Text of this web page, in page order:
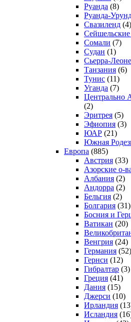
Руанда (8)
Руанда-
Свазиленд (4)
Сейшельские
Сомали (7)
Судан (1)
Сьерра-Леоне
Танзания (6)
Тунис (11)
Уганда (7)
Центрально
(2)
Эритрея (5)
Эфиопия (3)
ЮАР (21)
Южная
Европа (885)
Австрия (33)
Азорские о-
Албания (2)
Андорра (2)
Бельгия (2)
Болгария (31)
Босния и
Ватикан (20)
Венгрия (24)
Германия (52)
Гернси (12)
Гибралтар (3)
Греция (41)
Дания (15)
Джерси (10)
Ирландия
Исландия